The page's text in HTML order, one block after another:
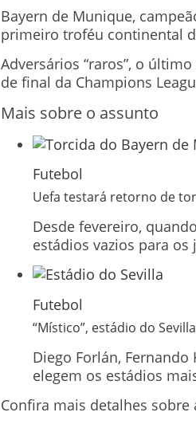
Bayern de Munique,
primeiro troféu continental
Adversários “raros”, o
de final da Champions
Mais sobre o assunto
Futebol
Uefa testará retorno de
Desde fevereiro,
estádios vazios para os
Futebol
“Místico”, estádio do
Diego Forlán,
elegem os estádios
Confira mais detalhes sobre